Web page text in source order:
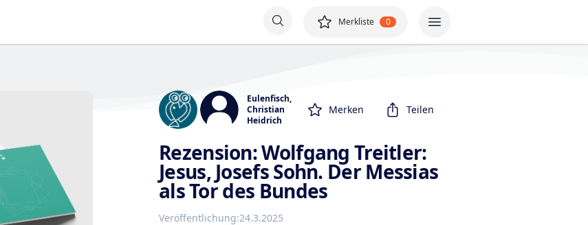
Merkliste 0
Eulenfisch,
Christian
Heidrich
Merken Teilen
Rezension: Wolfgang Treitler:
Jesus, Josefs Sohn. Der Messias
als Tor des Bundes
Veröffentlichung:24.3.2025